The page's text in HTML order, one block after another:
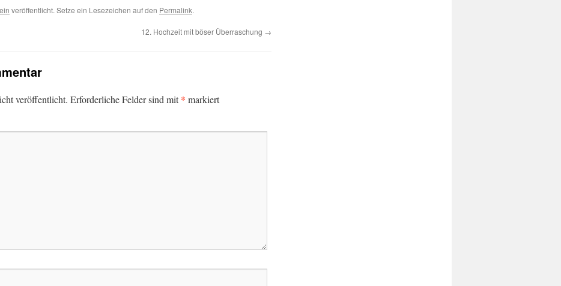
veröffentlicht. Setze ein Lesezeichen auf den Permalink.
12. Hochzeit mit böser Überraschung →
veröffentlicht. Erforderliche Felder sind mit* markiert